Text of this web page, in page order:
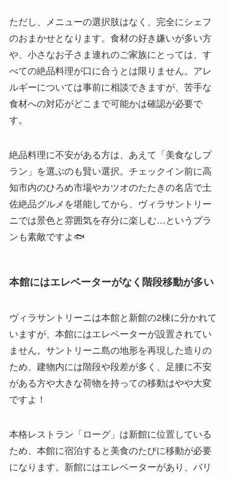
ただし、メニューの選択肢はなく、完全にシェフ
のおまかせとなります。食材の好き嫌いが多い方
や、小さなお子さま連れのご家族にとっては、す
べての絶品料理が口に合うとは限りません。アレ
ルギーについては事前に相談できますが、苦手な
食材への対応がどこまで可能かは確認が必要で
す。
絶品料理に不安がある方は、あえて「美食なしプ
ラン」を選ぶのも賢い選択。チェックイン前に高
知市内のひろめ市場やカツオのたたきの名店で土
佐絶品グルメを堪能してから、ヴィラサントリー
ニでは景色と雰囲気を存分に楽しむ…というプラ
ンも素敵ですよ🐟
本館にはエレベーターがなく階段移動が多い
ヴィラサントリーニは本館と新館の2棟に分かれて
いますが、本館にはエレベーターが設置されてい
ません。サントリーニ島の地形を再現した造りの
ため、建物内には階段や段差が多く、足腰に不安
がある方や大きな荷物を持っての移動はやや大変
ですよ！
本格レストラン「ローグ」は新館に位置している
ため、本館に宿泊すると美食のたびに移動が必要
になります。新館にはエレベーターがあり、バリ